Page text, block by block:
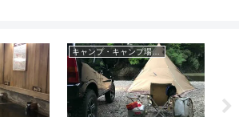
キャンプ・キャンプ場レポ